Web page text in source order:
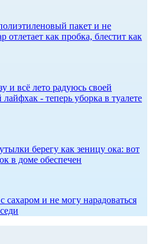
пакет и не
отлетает как пробка, блестит как
и всё лето радуюсь своей
- теперь уборка в туалете
берегу как зеницу ока: вот
в доме обеспечен
сахаром и не могу нарадоваться